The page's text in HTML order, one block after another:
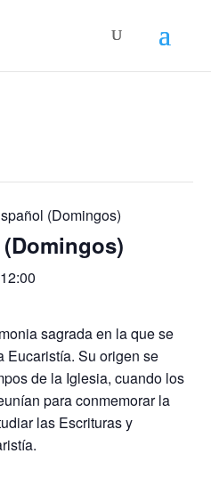
(Domingos)
12:00
sagrada en la que se
Eucaristía. Su origen se
de la Iglesia, cuando los
para conmemorar la
las Escrituras y